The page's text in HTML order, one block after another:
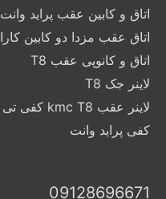
اتاق و کابین عقب پراید وانت
اتاق عقب مزدا دو کابین کارا
اتاق و کانوپی عقب T8
لاینر جک T8
لاینر عقب kmc T8 کفی تی هشت کی ام سی جک
کفی پراید وانت
09128696671